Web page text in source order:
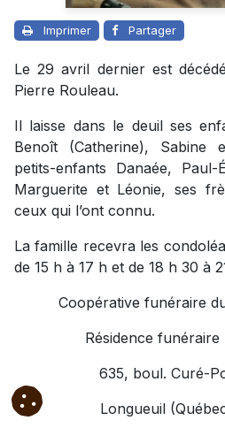
Imprimer Partager
Le 29 avril dernier est
Pierre Rouleau.
Il laisse dans le deuil ses
Benoît (Catherine), Sabine
petits-enfants Danaée,
Marguerite et Léonie, ses
ceux qui l’ont connu.
La famille recevra les
de 15 h à 17 h et de 18 h 30 à
Coopérative funéraire
Résidence
635, boul. Curé-
Longueuil